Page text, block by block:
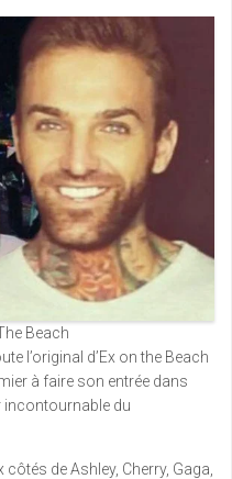
Beach
l’original d’Ex on the Beach
à faire son entrée dans
incontournable du
de Ashley, Cherry, Gaga,